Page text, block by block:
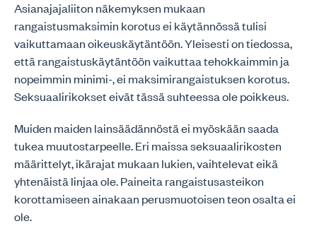
Asianajajaliiton näkemyksen mukaan
rangaistusmaksimin korotus ei käytännössä tulisi
vaikuttamaan oikeuskäytäntöön. Yleisesti on tiedossa,
että rangaistuskäytäntöön vaikuttaa tehokkaimmin ja
nopeimmin minimi-, ei maksimirangaistuksen korotus.
Seksuaalirikokset eivät tässä suhteessa ole poikkeus.
Muiden maiden lainsäädännöstä ei myöskään saada
tukea muutostarpeelle. Eri maissa seksuaalirikosten
määrittelyt, ikärajat mukaan lukien, vaihtelevat eikä
yhtenäistä linjaa ole. Paineita rangaistusasteikon
korottamiseen ainakaan perusmuotoisen teon osalta ei
ole.